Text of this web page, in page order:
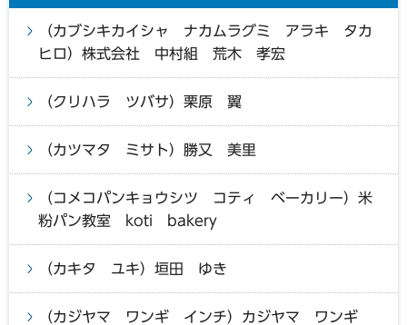
（カブシキカイシャ ナカムラグミ アラキ タカ
ヒロ）株式会社 中村組 荒木 孝宏
（クリハラ ツバサ）栗原 翼
（カツマタ ミサト）勝又 美里
（コメコパンキョウシツ コティ ベーカリー）米
粉パン教室 koti bakery
（カキタ ユキ）垣田 ゆき
（カジヤマ ワンギ インチ）カジヤマ ワンギ